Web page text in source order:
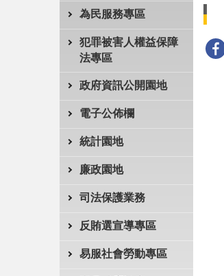
為民服務專區
犯罪被害人權益保障
法專區
政府資訊公開園地
電子公佈欄
統計園地
廉政園地
司法保護業務
反賄選宣導專區
易服社會勞動專區